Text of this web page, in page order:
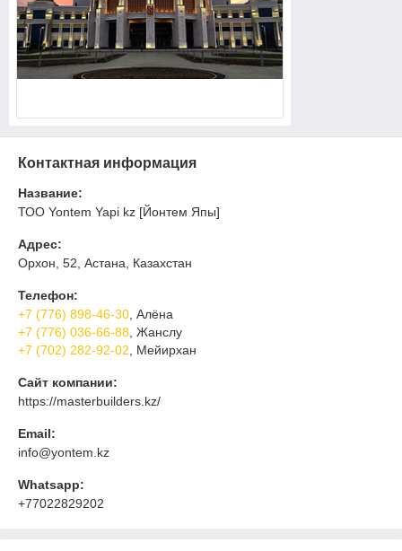
Контактная информация
Название:
ТОО Yontem Yapi kz [Йонтем Япы]
Адрес:
Орхон, 52, Астана, Казахстан
Телефон:
+7 (776) 898-46-30 , Алёна
+7 (776) 036-66-88 , Жанслу
+7 (702) 282-92-02 , Мейирхан
Сайт компании:
https://masterbuilders.kz/
Email:
info@yontem.kz
Whatsapp:
+77022829202